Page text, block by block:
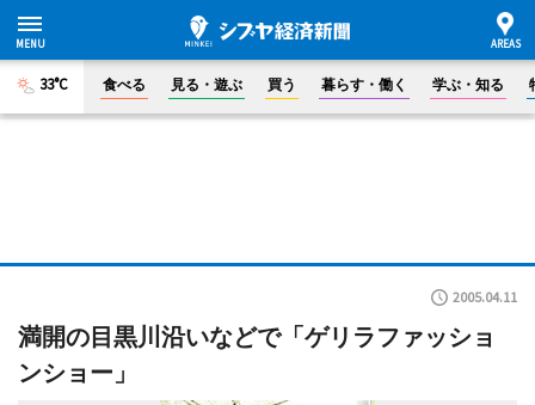
33°C 食べる 見る・遊ぶ 買う 暮らす・働く 学ぶ・知る
2005.04.11
満開の目黒川沿いなどで「ゲリラファッショ
ンショー」